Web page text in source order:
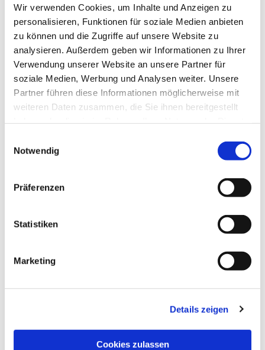
Wir verwenden Cookies, um Inhalte und Anzeigen zu
personalisieren, Funktionen für soziale Medien anbieten
zu können und die Zugriffe auf unsere Website zu
analysieren. Außerdem geben wir Informationen zu Ihrer
Verwendung unserer Website an unsere Partner für
soziale Medien, Werbung und Analysen weiter. Unsere
Partner führen diese Informationen möglicherweise mit
weiteren Daten zusammen, die Sie ihnen bereitgestellt
Notwendig
Präferenzen
Statistiken
Marketing
Details zeigen
Cookies zulassen
Dies könnte Sie auch interessieren